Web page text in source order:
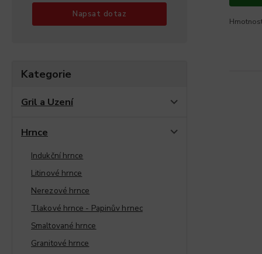
Napsat dotaz
Kategorie
Gril a Uzení
Hrnce
Indukční hrnce
Litinové hrnce
Nerezové hrnce
Tlakové hrnce - Papinův hrnec
Smaltované hrnce
Granitové hrnce